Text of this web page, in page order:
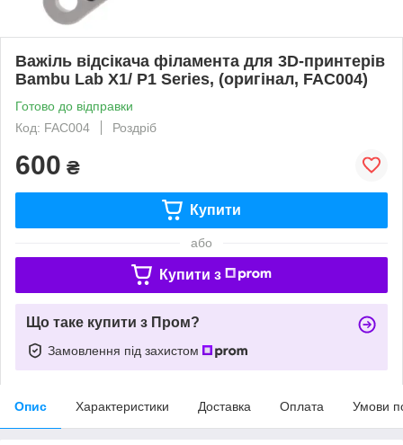
Важіль відсікача філамента для 3D-принтерів
Bambu Lab X1/ P1 Series, (оригінал, FAC004)
Готово до відправки
Код: FAC004
Роздріб
600 ₴
Купити
або
Купити з
Що таке купити з Пром?
Замовлення під захистом
Опис Характеристики Доставка Оплата Умови